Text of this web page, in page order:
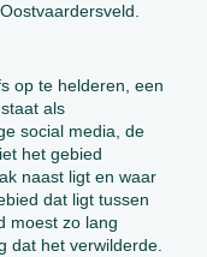
op te helderen, een
als
social media, de
het gebied
naast ligt en waar
dat ligt tussen
moest zo lang
dat het verwilderde.